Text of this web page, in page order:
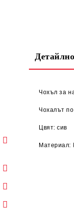
Чохъл за
Чохалът
Цвят: сив
Материал: